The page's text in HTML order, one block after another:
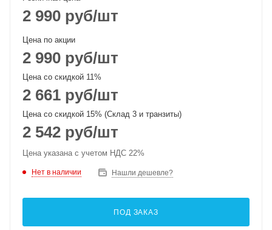
2 990 руб/шт
Цена по акции
2 990 руб/шт
Цена со скидкой 11%
2 661 руб/шт
Цена со скидкой 15% (Склад 3 и транзиты)
2 542 руб/шт
Цена указана с учетом НДС 22%
Нет в наличии Нашли дешевле?
ПОД ЗАКАЗ